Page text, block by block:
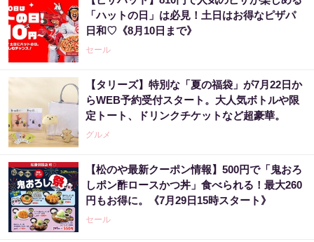
「ハットの日」は必見！土日はお得なピザパ
日和♡《8月10日まで》
セール
【タリーズ】特別な「夏の福袋」が7月22日か
らWEB予約受付スタート。大人気ボトルや限
定トート、ドリンクチケットなど超豪華。
グルメ
【松のや最新クーポン情報】500円で「鬼おろ
しポン酢ロースかつ丼」食べられる！最大260
円もお得に。《7月29日15時スタート》
セール